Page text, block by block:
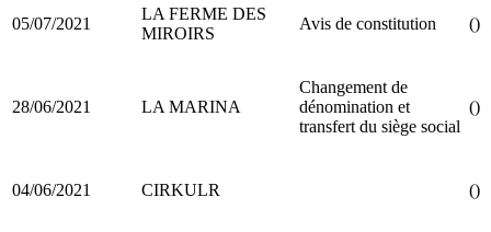
05/07/2021
LA FERME DES
MIROIRS
Avis de constitution ()
28/06/2021 LA MARINA
Changement de
dénomination et
transfert du siège social
()
04/06/2021 CIRKULR ()